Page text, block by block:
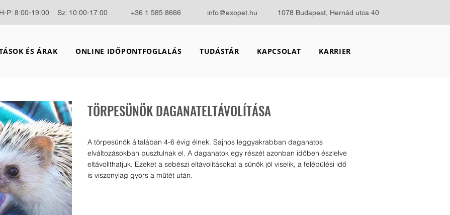
H-P: 8:00-19:00 Sz: 10:00-17:00 +36 1 585 8666 info@exopet.hu 1078 Budapest, Hernád utca 40
ÉS ÁRAK ONLINE IDŐPONTFOGLALÁS TUDÁSTÁR KAPCSOLAT KARRIER
TÖRPESÜNÖK DAGANATELTÁVOLÍTÁSA
A törpesünök általában 4-6 évig élnek. Sajnos leggyakrabban daganatos
elváltozásokban pusztulnak el. A daganatok egy részét azonban időben észlelve
eltávolíthatjuk. Ezeket a sebészi eltávolításokat a sünök jól viselik, a felépülési idő
is viszonylag gyors a műtét után.